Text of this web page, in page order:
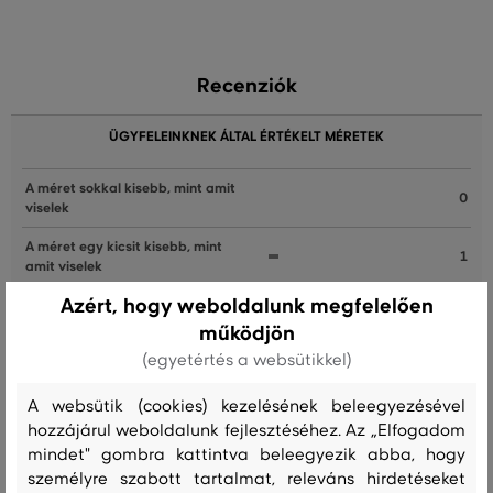
Recenziók
ÜGYFELEINKNEK ÁLTAL ÉRTÉKELT MÉRETEK
A méret sokkal kisebb, mint amit
viselek
0
A méret egy kicsit kisebb, mint
amit viselek
1
A méret megegyezik az általam
A méret egy kicsit nagyobb, mint
A méret sokkal nagyobb, mint
amit viselek
0
Azért, hogy weboldalunk megfelelően
működjön
(egyetértés a websütikkel)
A websütik (cookies) kezelésének beleegyezésével
hozzájárul weboldalunk fejlesztéséhez. Az „Elfogadom
mindet" gombra kattintva beleegyezik abba, hogy
személyre szabott tartalmat, releváns hirdetéseket